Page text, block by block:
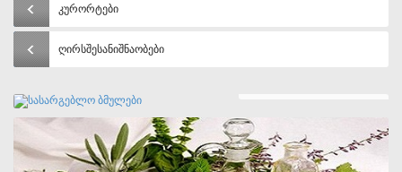
კურორტები
ღირსშესანიშნაობები